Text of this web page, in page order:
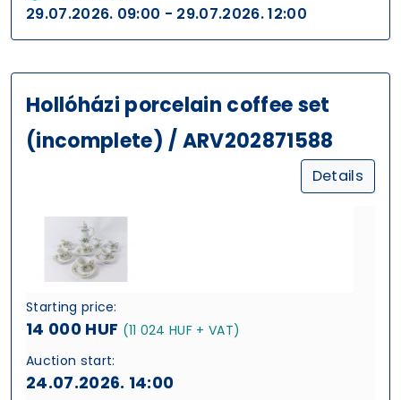
29.07.2026. 09:00 - 29.07.2026. 12:00
Hollóházi porcelain coffee set
(incomplete) / ARV202871588
Details
Starting price:
14 000 HUF (11 024 HUF + VAT)
Auction start:
24.07.2026. 14:00